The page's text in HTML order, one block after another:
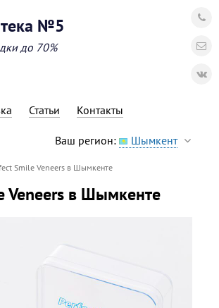
№5
до 70%
Статьи Контакты
Ваш регион: Шымкент
Smile Veneers в Шымкенте
Veneers в Шымкенте